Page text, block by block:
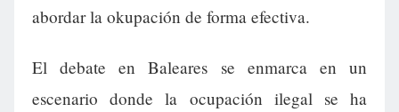
abordar la okupación de forma efectiva.
El debate en Baleares se enmarca en un
escenario donde la ocupación ilegal se ha